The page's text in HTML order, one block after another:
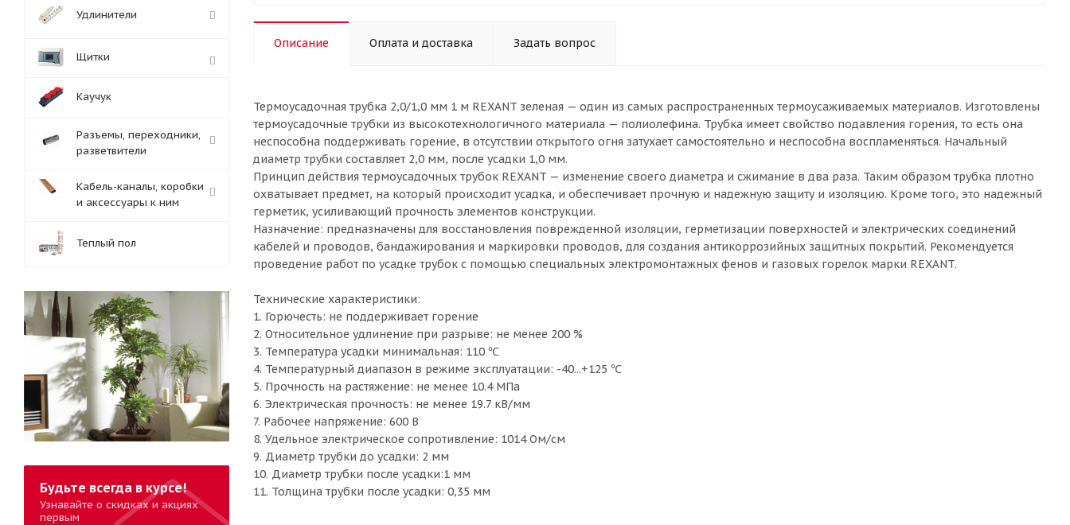
Описание Оплата и доставка Задать вопрос
Термоусадочная трубка 2,0/1,0 мм 1 м REXANT зеленая — один из самых распространенных термоусаживаемых материалов. Изготовлены
термоусадочные трубки из высокотехнологичного материала — полиолефина. Трубка имеет свойство подавления горения, то есть она
неспособна поддерживать горение, в отсутствии открытого огня затухает самостоятельно и неспособна воспламеняться. Начальный
диаметр трубки составляет 2,0 мм, после усадки 1,0 мм.
Принцип действия термоусадочных трубок REXANT — изменение своего диаметра и сжимание в два раза. Таким образом трубка плотно
охватывает предмет, на который происходит усадка, и обеспечивает прочную и надежную защиту и изоляцию. Кроме того, это надежный
герметик, усиливающий прочность элементов конструкции.
Назначение: предназначены для восстановления поврежденной изоляции, герметизации поверхностей и электрических соединений
кабелей и проводов, бандажирования и маркировки проводов, для создания антикоррозийных защитных покрытий. Рекомендуется
проведение работ по усадке трубок с помощью специальных электромонтажных фенов и газовых горелок марки REXANT.
Технические характеристики:
1. Горючесть: не поддерживает горение
2. Относительное удлинение при разрыве: не менее 200 %
3. Температура усадки минимальная: 110 ℃
4. Температурный диапазон в режиме эксплуатации: -40...+125 ℃
5. Прочность на растяжение: не менее 10.4 МПа
6. Электрическая прочность: не менее 19.7 кВ/мм
7. Рабочее напряжение: 600 В
8. Удельное электрическое сопротивление: 1014 Ом/см
9. Диаметр трубки до усадки: 2 мм
10. Диаметр трубки после усадки:1 мм
11. Толщина трубки после усадки: 0,35 мм
Удлинители
Щитки
Каучук
Разъемы, переходники,
разветвители
Кабель-каналы, коробки
и аксессуары к ним
Теплый пол
Будьте всегда в курсе!
Узнавайте о скидках и акциях
первым